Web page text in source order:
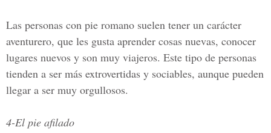
Las personas con pie romano suelen tener un carácter
aventurero, que les gusta aprender cosas nuevas, conocer
lugares nuevos y son muy viajeros. Este tipo de personas
tienden a ser más extrovertidas y sociables, aunque pueden
llegar a ser muy orgullosos.
4-El pie afilado